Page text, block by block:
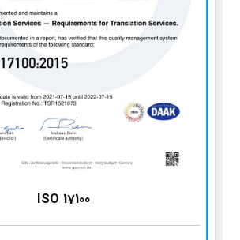
ISO 17100